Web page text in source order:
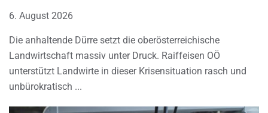
6. August 2026
Die anhaltende Dürre setzt die oberösterreichische
Landwirtschaft massiv unter Druck. Raiffeisen OÖ
unterstützt Landwirte in dieser Krisensituation rasch und
unbürokratisch